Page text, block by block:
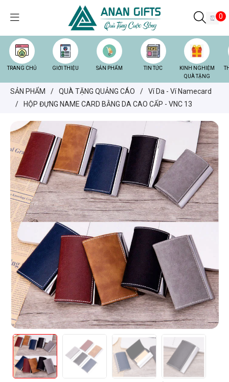
0
TRANG CHỦ GIỚI THIỆU SẢN PHẨM TIN TỨC
KINH NGHIỆM
QUÀ TẶNG
SẢN PHẨM / QUÀ TẶNG QUẢNG CÁO /
Ví Da - Ví Namecard
/
HỘP ĐỰNG NAME CARD BẰNG DA CAO CẤP - VNC 13